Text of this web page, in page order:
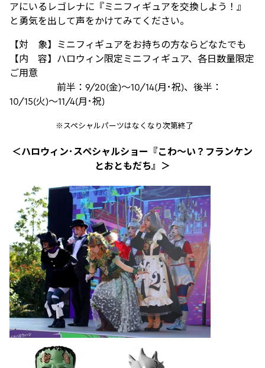
アにいるレゴレナに『ミニフィギュアを交換しよう！』
と勇気を出して声をかけてみてください。
【対 象】ミニフィギュアをお持ちの方ならどなたでも
【内 容】ハロウィン限定ミニフィギュア、各日数量限定
ご用意
前半：9/20(金)～10/14(月･祝)、後半：
10/15(火)～11/4(月･祝)
※スペシャルパーツはなくなり次第終了
＜ハロウィン･スペシャルショー『こわ～い？フランケン
とおともだち』＞